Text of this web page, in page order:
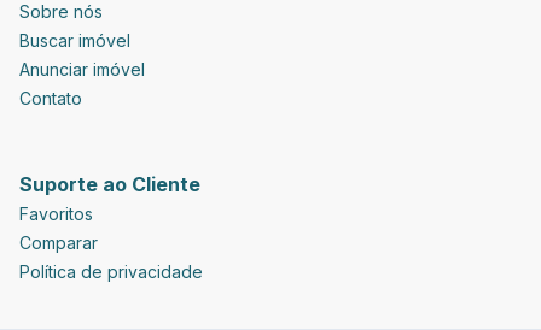
Sobre nós
Buscar imóvel
Anunciar imóvel
Contato
Suporte ao Cliente
Favoritos
Comparar
Política de privacidade